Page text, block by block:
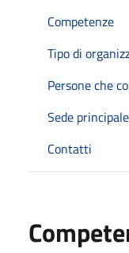
Competenze
Tipo di
Persone che
Sede principale
Contatti